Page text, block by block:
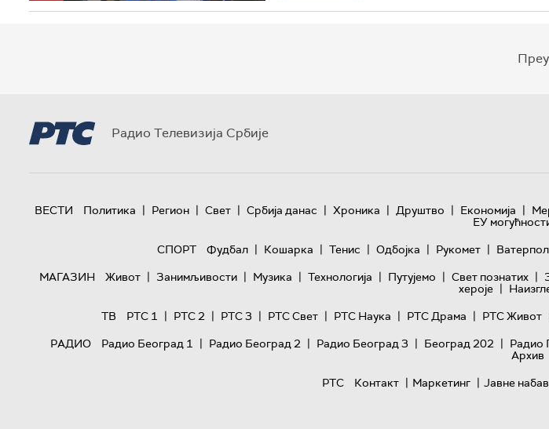
Радио Телевизија Србије
ВЕСТИ Политика | Регион | Свет | Србија данас | Хроника | Друштво | Економија |
ЕУ
СПОРТ
Фудбал | Кошарка | Тенис | Одбојка | Рукомет |
МАГАЗИН
Живот | Занимљивости | Музика | Технологијa | Путујемо | Свет познатих |
хероје |
ТВ
РТС 1 | РТС 2 | РТС 3 | РТС Свет | РТС Наука | РТС Драма | РТС Живот
РАДИО
Радио Београд 1 | Радио Београд 2 | Радио Београд 3 | Београд 202 | Радио
Архив
РТС
Контакт | Маркетинг | Јавне